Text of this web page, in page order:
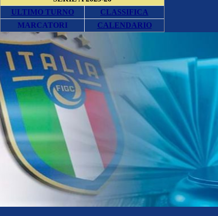
ULTIMO TURNO
CLASSIFICA
MARCATORI
CALENDARIO